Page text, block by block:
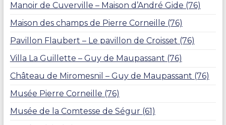
Manoir de Cuverville – Maison d’André Gide (76)
Maison des champs de Pierre Corneille (76)
Pavillon Flaubert – Le pavillon de Croisset (76)
Villa La Guillette – Guy de Maupassant (76)
Château de Miromesnil – Guy de Maupassant (76)
Musée Pierre Corneille (76)
Musée de la Comtesse de Ségur (61)